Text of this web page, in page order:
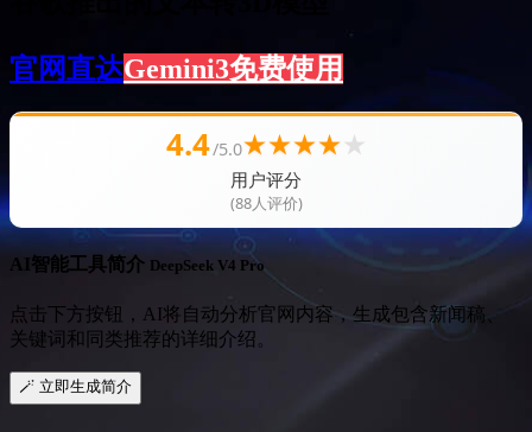
官网直达Gemini3免费使用
4.4/5.0★★★★★
用户评分
(88人评价)
AI智能工具简介 DeepSeek V4 Pro
点击下方按钮，AI将自动分析官网内容，生成包含新闻稿、
关键词和同类推荐的详细介绍。
🪄 立即生成简介